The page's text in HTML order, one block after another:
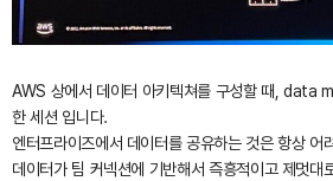
AWS 상에서 데이터 아키텍쳐를 구성할 때, data
한 세션 입니다.
엔터프라이즈에서 데이터를 공유하는 것은 항상 어
데이터가 팀 커넥션에 기반해서 즉흥적이고 제멋대